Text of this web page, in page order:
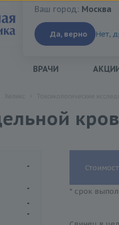
Ваш город:Москва
Ваш город: Москва
Да, верно Нет,
ВРАЧИ
* срок